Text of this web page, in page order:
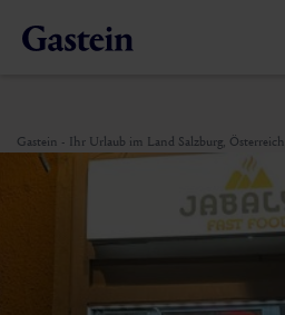
Gastein - Ihr Urlaub im Land Salzburg, Österreich